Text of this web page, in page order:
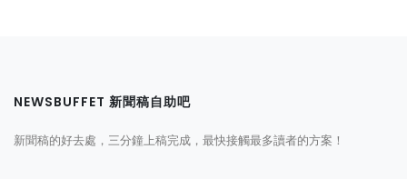
NEWSBUFFET 新聞稿自助吧
新聞稿的好去處，三分鐘上稿完成，最快接觸最多讀者的方案！